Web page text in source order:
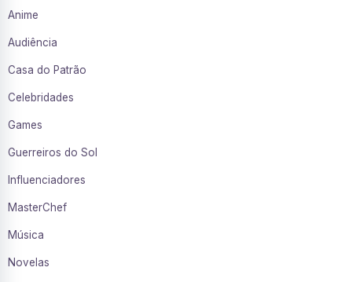
Anime
Audiência
Casa do Patrão
Celebridades
Games
Guerreiros do Sol
Influenciadores
MasterChef
Música
Novelas